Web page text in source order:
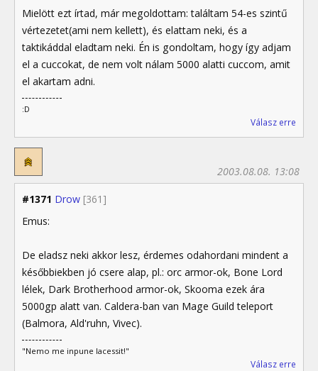
Mielött ezt írtad, már megoldottam: találtam 54-es szintű
vértezetet(ami nem kellett), és elattam neki, és a
taktikáddal eladtam neki. Én is gondoltam, hogy így adjam
el a cuccokat, de nem volt nálam 5000 alatti cuccom, amit
el akartam adni.
:D
Válasz erre
#1371 Drow [361]
2003.08.08. 13:08
Emus:
De eladsz neki akkor lesz, érdemes odahordani mindent a
későbbiekben jó csere alap, pl.: orc armor-ok, Bone Lord
lélek, Dark Brotherhood armor-ok, Skooma ezek ára
5000gp alatt van. Caldera-ban van Mage Guild teleport
(Balmora, Ald'ruhn, Vivec).
"Nemo me inpune lacessit!"
Válasz erre